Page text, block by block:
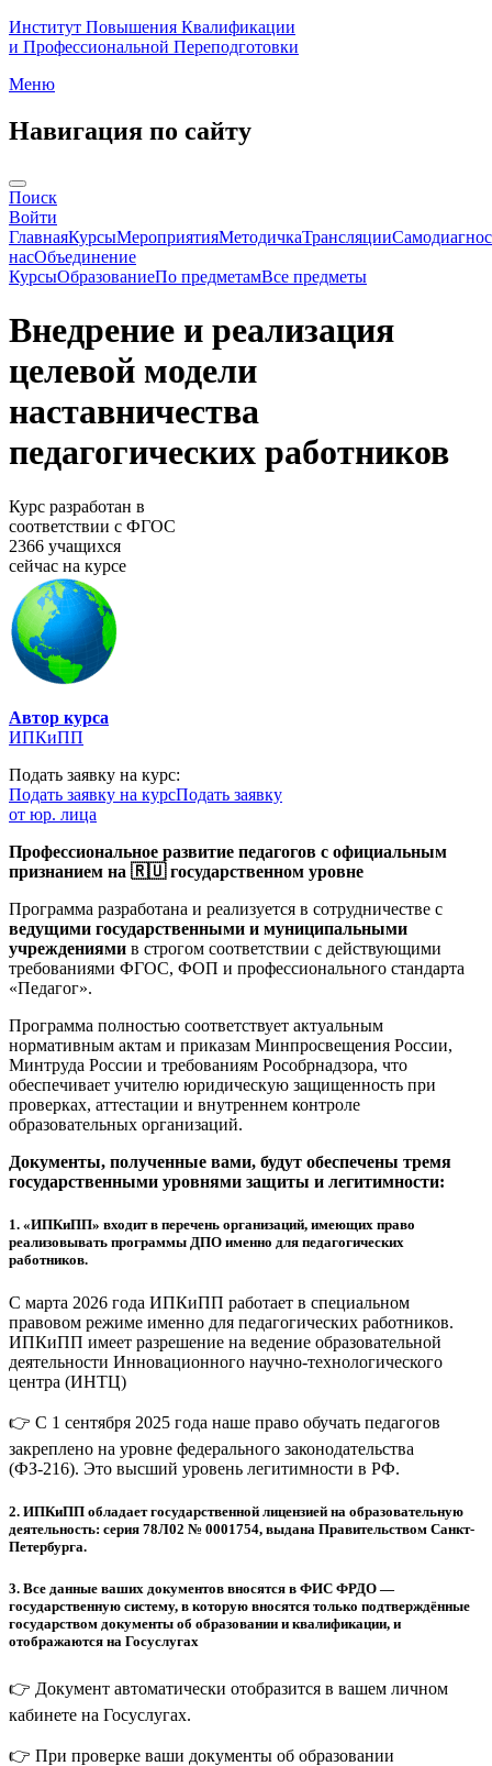
Институт Повышения Квалификации
и Профессиональной Переподготовки
Меню
Навигация по сайту
Поиск
Войти
ГлавнаяКурсыМероприятияМетодичкаТрансляции
насОбъединение
КурсыОбразованиеПо предметамВсе предметы
Внедрение и реализация
целевой модели
наставничества
педагогических работников
Курс разработан в
соответствии с ФГОС
2366 учащихся
сейчас на курсе
Автор курса
ИПКиПП
Подать заявку на курс:
Подать заявку на курсПодать заявку
от юр. лица
Профессиональное развитие педагогов с официальным
признанием на 🇷🇺 государственном уровне
Программа разработана и реализуется в сотрудничестве с
ведущими государственными и муниципальными
учреждениями в строгом соответствии с действующими
требованиями ФГОС, ФОП и профессионального стандарта
«Педагог».
Программа полностью соответствует актуальным
нормативным актам и приказам Минпросвещения России,
Минтруда России и требованиям Рособрнадзора, что
обеспечивает учителю юридическую защищенность при
проверках, аттестации и внутреннем контроле
образовательных организаций.
Документы, полученные вами, будут обеспечены тремя
государственными уровнями защиты и легитимности:
1. «ИПКиПП» входит в перечень организаций, имеющих право
реализовывать программы ДПО именно для педагогических
работников.
С марта 2026 года ИПКиПП работает в специальном
правовом режиме именно для педагогических работников.
ИПКиПП имеет разрешение на ведение образовательной
деятельности Инновационного научно-технологического
центра (ИНТЦ)
👉 С 1 сентября 2025 года наше право обучать педагогов
закреплено на уровне федерального законодательства
(ФЗ-216). Это высший уровень легитимности в РФ.
2. ИПКиПП обладает государственной лицензией на образовательную
деятельность: серия 78Л02 № 0001754, выдана Правительством Санкт-
Петербурга.
3. Все данные ваших документов вносятся в ФИС ФРДО —
государственную систему, в которую вносятся только подтверждённые
государством документы об образовании и квалификации, и
отображаются на Госуслугах
👉 Документ автоматически отобразится в вашем личном
кабинете на Госуслугах.
👉 При проверке ваши документы об образовании